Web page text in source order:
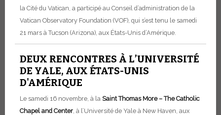
la Cité du Vatican, a participé au Conseil d’administration de la
Vatican Observatory Foundation (VOF), qui s’est tenu le samedi
21 mars à Tucson (Arizona), aux États-Unis d’Amérique.
DEUX RENCONTRES À L’UNIVERSITÉ
DE YALE, AUX ÉTATS-UNIS
D'AMÉRIQUE
Le samedi 16 novembre, à la Saint Thomas More – The Catholic
Chapel and Center , à l’Université de Yale à New Haven, aux